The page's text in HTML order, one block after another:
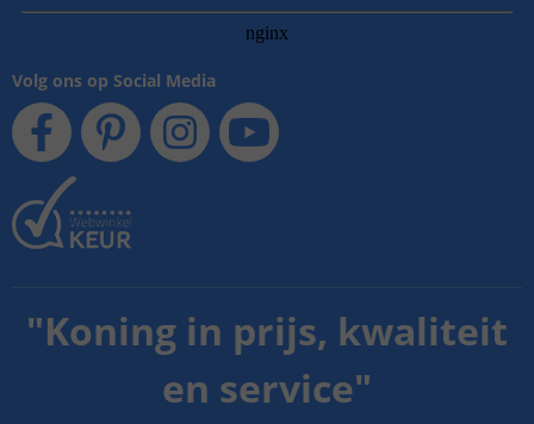
Volg ons op Social Media
"Koning in prijs, kwaliteit
en service"